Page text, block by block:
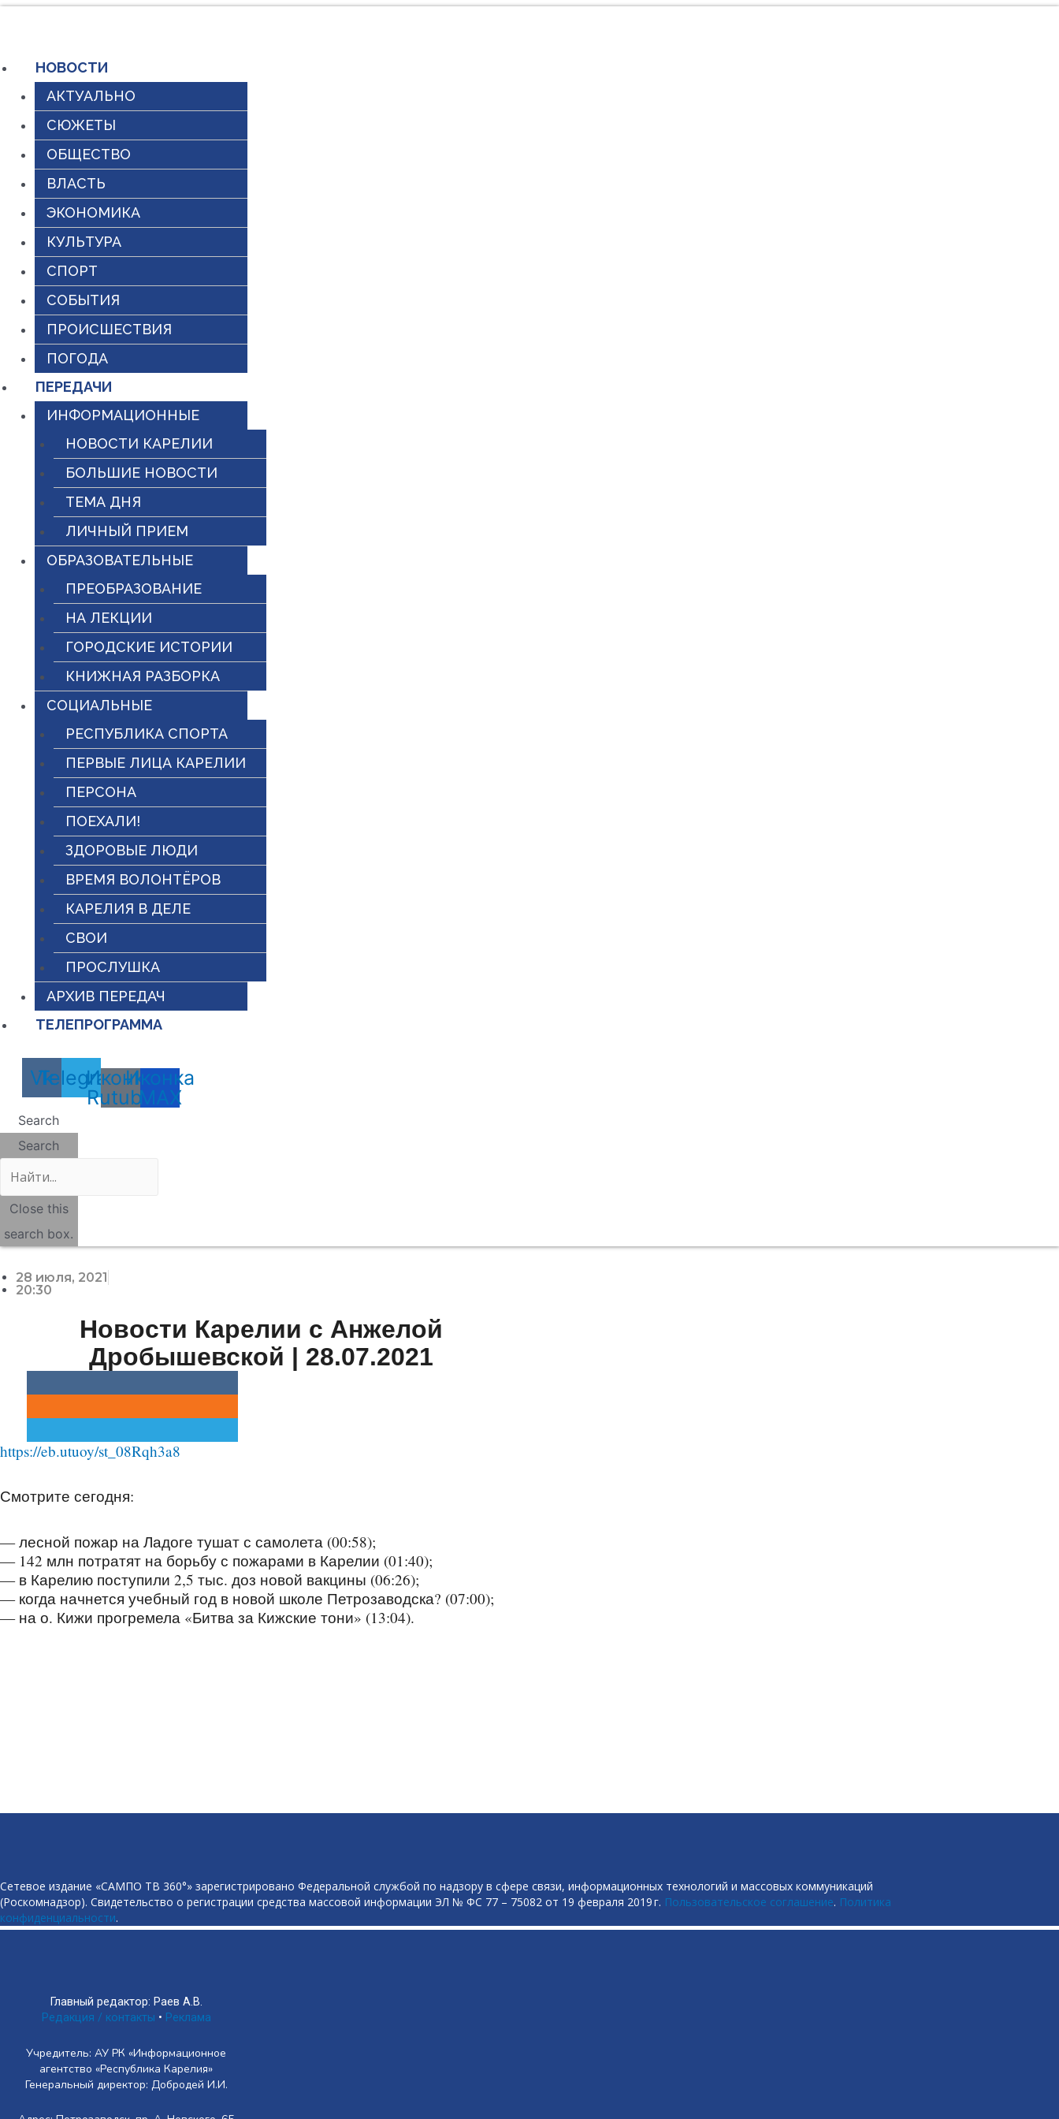
содержимому
НОВОСТИ
АКТУАЛЬНО
СЮЖЕТЫ
ОБЩЕСТВО
ВЛАСТЬ
ЭКОНОМИКА
КУЛЬТУРА
СПОРТ
СОБЫТИЯ
ПРОИСШЕСТВИЯ
ПОГОДА
ПЕРЕДАЧИ
ИНФОРМАЦИОННЫЕ
НОВОСТИ КАРЕЛИИ
БОЛЬШИЕ НОВОСТИ
ТЕМА ДНЯ
ЛИЧНЫЙ ПРИЕМ
ОБРАЗОВАТЕЛЬНЫЕ
ПРЕОБРАЗОВАНИЕ
НА ЛЕКЦИИ
ГОРОДСКИЕ ИСТОРИИ
КНИЖНАЯ РАЗБОРКА
СОЦИАЛЬНЫЕ
РЕСПУБЛИКА СПОРТА
ПЕРВЫЕ ЛИЦА КАРЕЛИИ
ПЕРСОНА
ПОЕХАЛИ!
ЗДОРОВЫЕ ЛЮДИ
ВРЕМЯ ВОЛОНТЁРОВ
КАРЕЛИЯ В ДЕЛЕ
СВОИ
ПРОСЛУШКА
АРХИВ ПЕРЕДАЧ
ТЕЛЕПРОГРАММА
Vk
Telegram
Иконка
Rutube
Иконка
MAX
Search
Search
Close this
search box.
28 июля, 2021
20:30
Новости Карелии с Анжелой
Дробышевской | 28.07.2021
https://eb.utuoy/st_08Rqh3a8
Смотрите сегодня:
— лесной пожар на Ладоге тушат с самолета (00:58);
— 142 млн потратят на борьбу с пожарами в Карелии (01:40);
— в Карелию поступили 2,5 тыс. доз новой вакцины (06:26);
— когда начнется учебный год в новой школе Петрозаводска? (07:00);
— на о. Кижи прогремела «Битва за Кижские тони» (13:04).
Сетевое издание «САМПО ТВ 360°» зарегистрировано Федеральной службой по надзору в сфере связи, информационных технологий и массовых коммуникаций
(Роскомнадзор). Свидетельство о регистрации средства массовой информации ЭЛ № ФС 77 – 75082 от 19 февраля 2019 г. Пользовательское соглашение. Политика
конфиденциальности.
Главный редактор: Раев А.В.
Редакция / контакты • Реклама
Учредитель: АУ РК «Информационное
агентство «Республика Карелия»
Генеральный директор: Добродей И.И.